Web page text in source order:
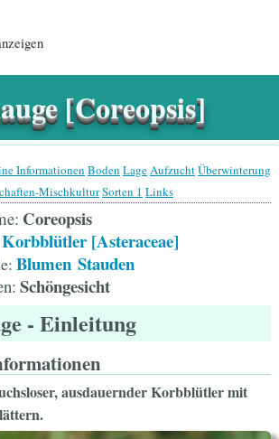
[Coreopsis]
Informationen Boden LageAufzuchtÜberwinterung
MischkulturSorten 1 Links
Coreopsis
Korbblütler [Asteraceae]
Blumen Stauden
Schöngesicht
- Einleitung
ausdauernder Korbblütler mit